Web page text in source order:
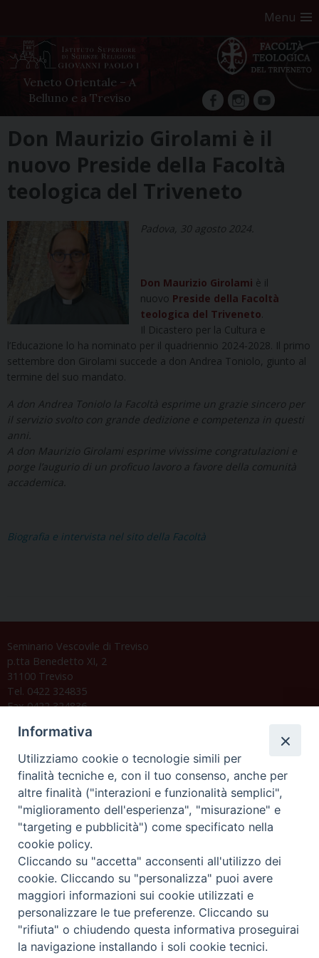
Menu
Veneto Orientale – A
Belluno e a Treviso
facebookInstagram
YouTube
content
Don Maurizio Girolami è il
nuovo Preside della Facoltà
teologica del Triveneto
Padova, 30 agosto 2024.
Don Maurizio Girolami è il
nuovo Preside della Facoltà
teologica del Triveneto.
Il Dicastero per la Cultura e
l’Educazione lo ha nominato per il quadriennio 2024-2028. Il primo
settembre don Girolami succede a don Andrea Toniolo, giunto al
termine del suo mandato.
A don Andrea Toniolo la Facoltà esprime un grazie sincero per
il servizio svolto con grande dedizione e competenza in questi
anni.
A don Maurizio Girolami esprime vivissime congratulazioni e
porge l’augurio di un proficuo lavoro a favore della comunità
accademica.
Biografia e intervista nel sito della Facoltà
Seminario Vescovile di Treviso
p.tta Benedetto XI, 2
31100 Treviso
Tel. 0422 324835
Fax 0422 324836
C.F. 94004060268
Orario di segreteria
Lunedì 17.30-19.30
Martedì 17.30-19.30
Mercoledì 17.30-19.30
Giovedì 17.30-19.30
Venerdì chiuso
Sabato 9.30-11.30
Privacy e sicurezza
Informativa
Utilizziamo cookie o tecnologie simili per
finalità tecniche e, con il tuo consenso, anche per
altre finalità ("interazioni e funzionalità semplici",
"miglioramento dell'esperienza", "misurazione" e
"targeting e pubblicità") come specificato nella
cookie policy.
Cliccando su "accetta" acconsenti all'utilizzo dei
cookie. Cliccando su "personalizza" puoi avere
maggiori informazioni sui cookie utilizzati e
personalizzare le tue preferenze. Cliccando su
"rifiuta" o chiudendo questa informativa proseguirai
la navigazione installando i soli cookie tecnici.